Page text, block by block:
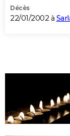
Décès
22/01/2002 à